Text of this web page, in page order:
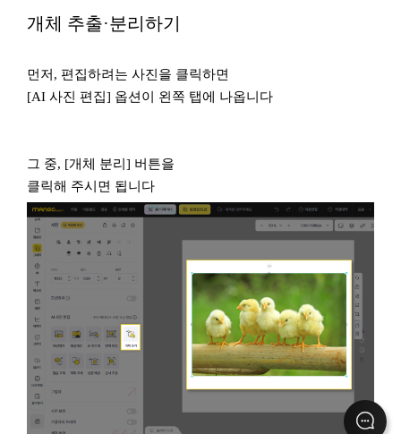
개체 추출·분리하기
먼저, 편집하려는 사진을 클릭하면
[AI 사진 편집] 옵션이 왼쪽 탭에 나옵니다
그 중, [개체 분리] 버튼을
클릭해 주시면 됩니다